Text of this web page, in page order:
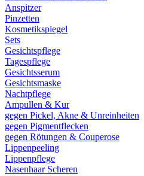
Anspitzer
Pinzetten
Kosmetikspiegel
Sets
Gesichtspflege
Tagespflege
Gesichtsserum
Gesichtsmaske
Nachtpflege
Ampullen & Kur
gegen Pickel, Akne & Unreinheiten
gegen Pigmentflecken
gegen Rötungen & Couperose
Lippenpeeling
Lippenpflege
Nasenhaar Scheren